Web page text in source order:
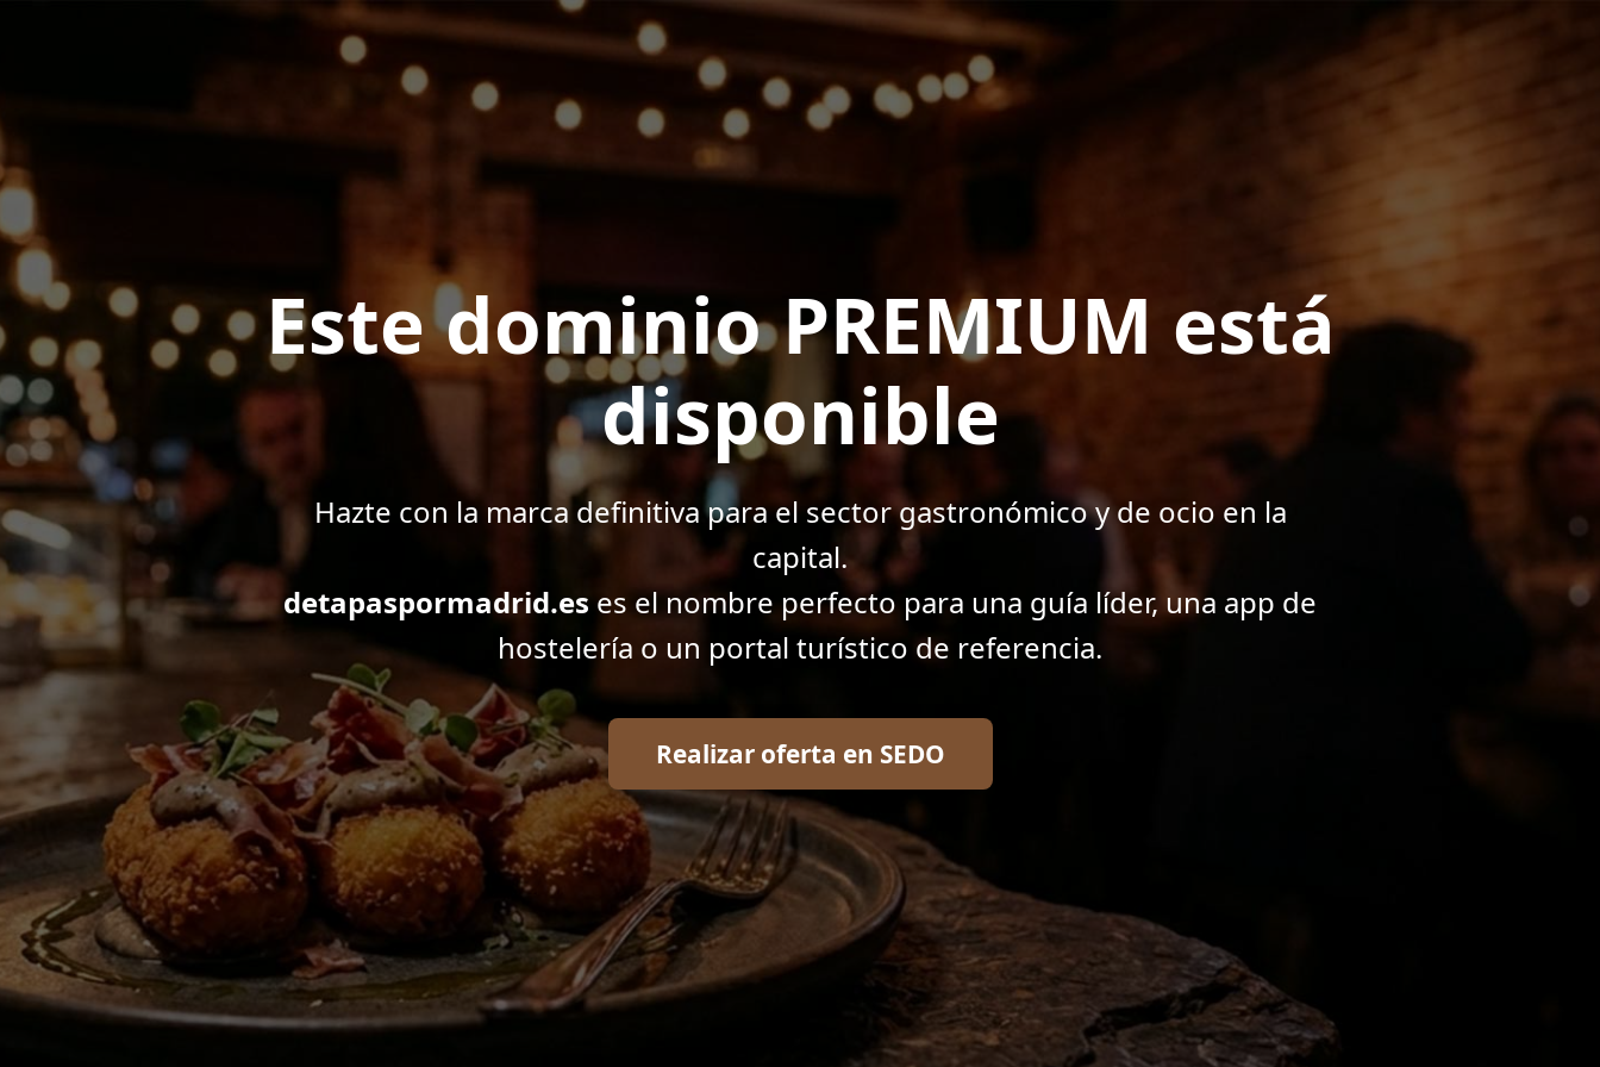
Este dominio PREMIUM está
disponible
Hazte con la marca definitiva para el sector gastronómico y de ocio en la
capital.
detapaspormadrid.es es el nombre perfecto para una guía líder, una app de
hostelería o un portal turístico de referencia.
Realizar oferta en SEDO